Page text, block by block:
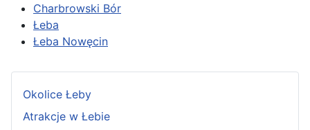
Charbrowski Bór
Łeba
Łeba Nowęcin
Okolice Łeby
Atrakcje w Łebie